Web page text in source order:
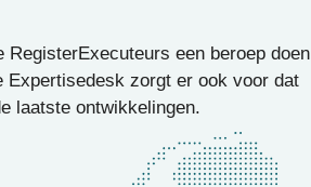
RegisterExecuteurs een beroep doen
Expertisedesk zorgt er ook voor dat
laatste ontwikkelingen.